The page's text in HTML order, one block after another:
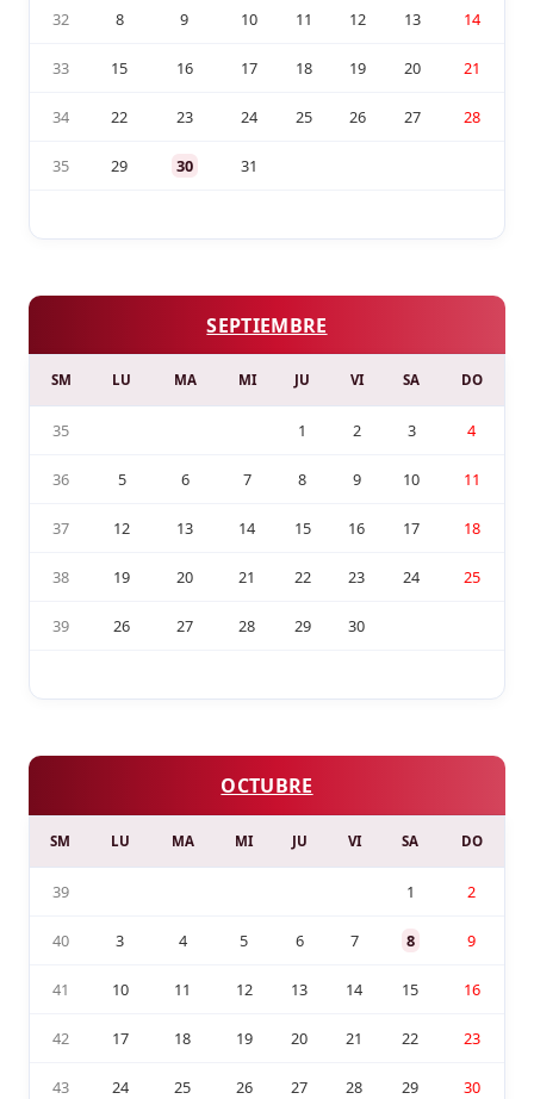
32 8 9 10 11 12 13 14
33 15 16 17 18 19 20 21
34 22 23 24 25 26 27 28
35 29 30 31
SEPTIEMBRE
SM LU MA MI JU VI SA DO
35 1 2 3 4
36 5 6 7 8 9 10 11
37 12 13 14 15 16 17 18
38 19 20 21 22 23 24 25
39 26 27 28 29 30
OCTUBRE
SM LU MA MI JU VI SA DO
39 1 2
40 3 4 5 6 7 8 9
41 10 11 12 13 14 15 16
42 17 18 19 20 21 22 23
43 24 25 26 27 28 29 30